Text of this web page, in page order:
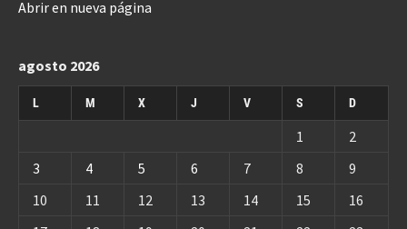
Abrir en nueva página
agosto 2026
L M X J V S D
1
2
3
4 5 6 7 8
9
10
11 12 13 14 15
16